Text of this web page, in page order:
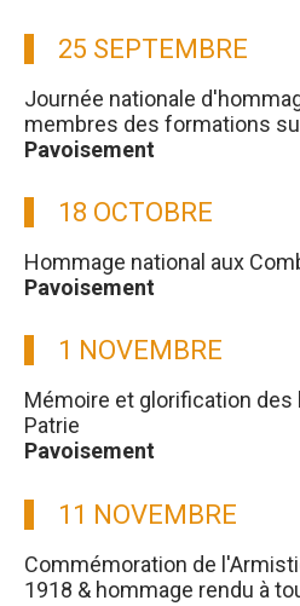
25 SEPTEMBRE
Journée nationale
membres des formations
Pavoisement
18 OCTOBRE
Hommage national aux
Pavoisement
1 NOVEMBRE
Mémoire et glorification
Patrie
Pavoisement
11 NOVEMBRE
Commémoration de
1918 & hommage rendu à